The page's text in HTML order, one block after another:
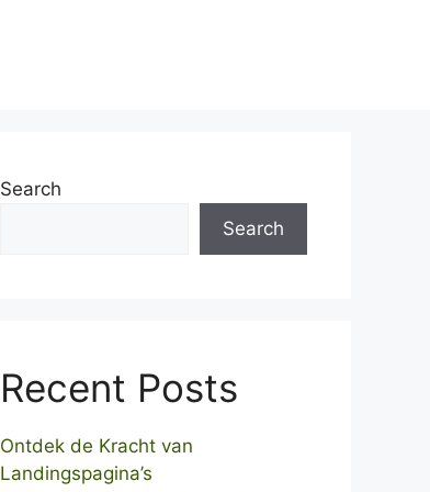
Search
Search
Recent Posts
Ontdek de Kracht van
Landingspagina’s